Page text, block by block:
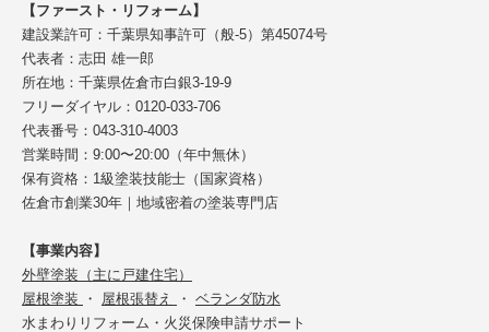
【ファースト・リフォーム】
建設業許可：千葉県知事許可（般-5）第45074号
代表者：志田 雄一郎
所在地：千葉県佐倉市白銀3-19-9
フリーダイヤル：0120-033-706
代表番号：043-310-4003
営業時間：9:00〜20:00（年中無休）
保有資格：1級塗装技能士（国家資格）
佐倉市創業30年｜地域密着の塗装専門店
【事業内容】
外壁塗装（主に戸建住宅）
屋根塗装
・ 屋根張替え ・ ベランダ防水
水まわりリフォーム・火災保険申請サポート